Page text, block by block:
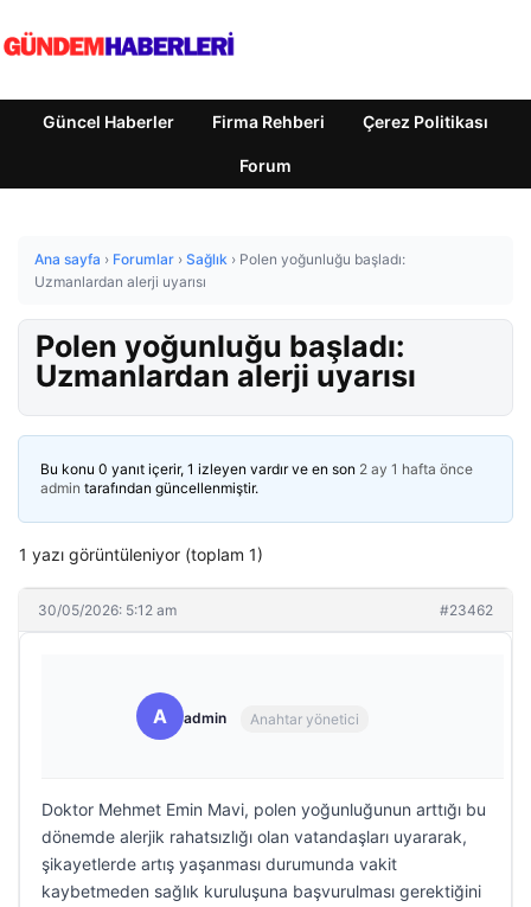
Güncel Haberler Firma Rehberi Çerez Politikası
Forum
Ana sayfa › Forumlar › Sağlık › Polen yoğunluğu başladı:
Uzmanlardan alerji uyarısı
Polen yoğunluğu başladı:
Uzmanlardan alerji uyarısı
Bu konu 0 yanıt içerir, 1 izleyen vardır ve en son 2 ay 1 hafta önce
admin tarafından güncellenmiştir.
1 yazı görüntüleniyor (toplam 1)
30/05/2026: 5:12 am #23462
A admin Anahtar yönetici
Doktor Mehmet Emin Mavi, polen yoğunluğunun arttığı bu
dönemde alerjik rahatsızlığı olan vatandaşları uyararak,
şikayetlerde artış yaşanması durumunda vakit
kaybetmeden sağlık kuruluşuna başvurulması gerektiğini